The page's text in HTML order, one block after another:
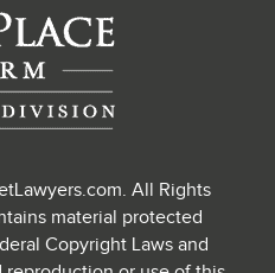
All Rights
material protected
Copyright Laws and